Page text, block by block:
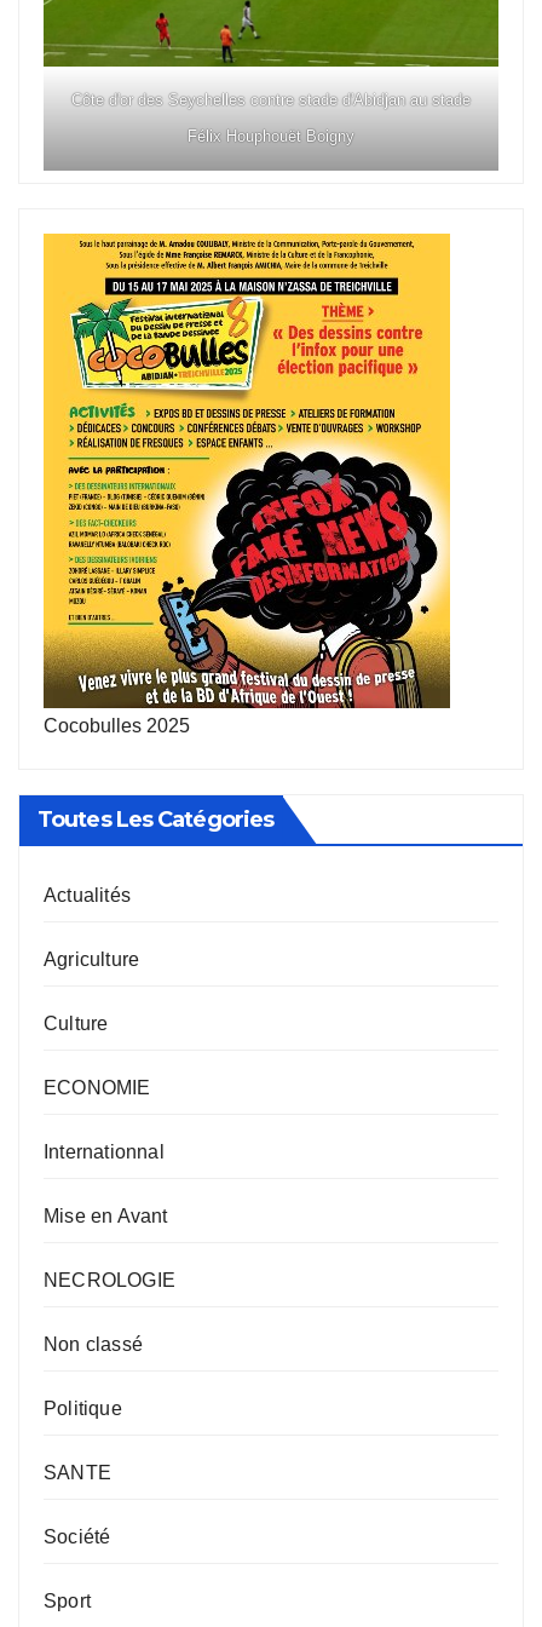
Côte d'or des Seychelles contre stade d'Abidjan au stade
Félix Houphouët Boigny
Cocobulles 2025
Toutes Les Catégories
Actualités
Agriculture
Culture
ECONOMIE
Internationnal
Mise en Avant
NECROLOGIE
Non classé
Politique
SANTE
Société
Sport